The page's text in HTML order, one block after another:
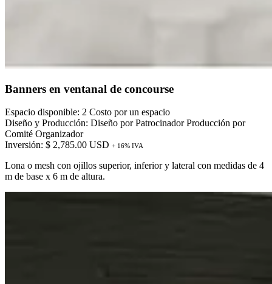
Banners en ventanal de concourse
Espacio disponible: 2 Costo por un espacio
Diseño y Producción: Diseño por Patrocinador Producción por
Comité Organizador
Inversión: $ 2,785.00 USD + 16% IVA
Lona o mesh con ojillos superior, inferior y lateral con medidas de 4
m de base x 6 m de altura.